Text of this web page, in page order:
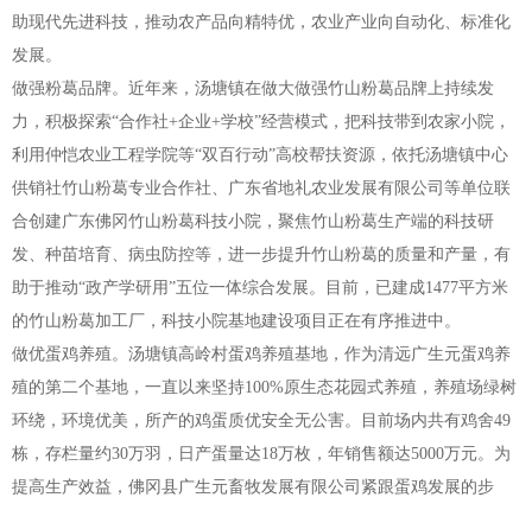
助现代先进科技，推动农产品向精特优，农业产业向自动化、标准化
发展。
做强粉葛品牌。近年来，汤塘镇在做大做强竹山粉葛品牌上持续发
力，积极探索“合作社+企业+学校”经营模式，把科技带到农家小院，
利用仲恺农业工程学院等“双百行动”高校帮扶资源，依托汤塘镇中心
供销社竹山粉葛专业合作社、广东省地礼农业发展有限公司等单位联
合创建广东佛冈竹山粉葛科技小院，聚焦竹山粉葛生产端的科技研
发、种苗培育、病虫防控等，进一步提升竹山粉葛的质量和产量，有
助于推动“政产学研用”五位一体综合发展。目前，已建成1477平方米
的竹山粉葛加工厂，科技小院基地建设项目正在有序推进中。
做优蛋鸡养殖。汤塘镇高岭村蛋鸡养殖基地，作为清远广生元蛋鸡养
殖的第二个基地，一直以来坚持100%原生态花园式养殖，养殖场绿树
环绕，环境优美，所产的鸡蛋质优安全无公害。目前场内共有鸡舍49
栋，存栏量约30万羽，日产蛋量达18万枚，年销售额达5000万元。为
提高生产效益，佛冈县广生元畜牧发展有限公司紧跟蛋鸡发展的步